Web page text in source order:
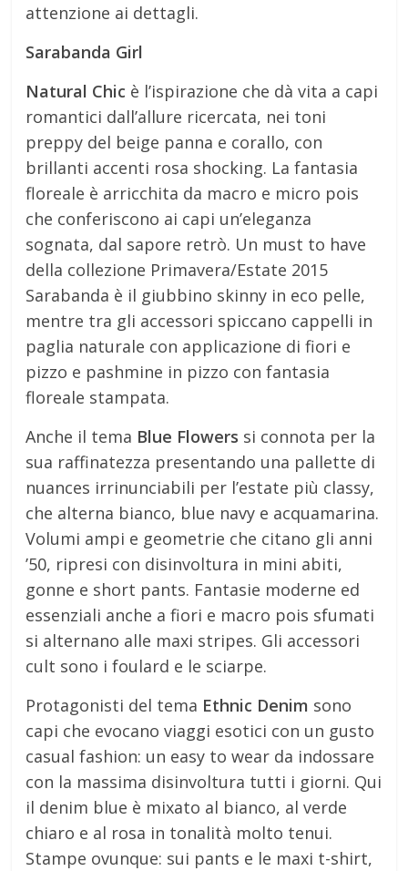
attenzione ai dettagli.
Sarabanda Girl
Natural Chic è l’ispirazione che dà vita a capi
romantici dall’allure ricercata, nei toni
preppy del beige panna e corallo, con
brillanti accenti rosa shocking. La fantasia
floreale è arricchita da macro e micro pois
che conferiscono ai capi un’eleganza
sognata, dal sapore retrò. Un must to have
della collezione Primavera/Estate 2015
Sarabanda è il giubbino skinny in eco pelle,
mentre tra gli accessori spiccano cappelli in
paglia naturale con applicazione di fiori e
pizzo e pashmine in pizzo con fantasia
floreale stampata.
Anche il tema Blue Flowers si connota per la
sua raffinatezza presentando una pallette di
nuances irrinunciabili per l’estate più classy,
che alterna bianco, blue navy e acquamarina.
Volumi ampi e geometrie che citano gli anni
’50, ripresi con disinvoltura in mini abiti,
gonne e short pants. Fantasie moderne ed
essenziali anche a fiori e macro pois sfumati
si alternano alle maxi stripes. Gli accessori
cult sono i foulard e le sciarpe.
Protagonisti del tema Ethnic Denim sono
capi che evocano viaggi esotici con un gusto
casual fashion: un easy to wear da indossare
con la massima disinvoltura tutti i giorni. Qui
il denim blue è mixato al bianco, al verde
chiaro e al rosa in tonalità molto tenui.
Stampe ovunque: sui pants e le maxi t-shirt,